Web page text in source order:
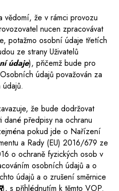
vědomí, že v rámci provozu
nucen zpracovávat
potažmo osobní údaje třetích
ze strany Uživatelů
údaje), přičemž bude pro
údajů považován za
že bude dodržovat
dané předpisy na ochranu
pokud jde o Nařízení
a Rady (EU) 2016/679 ze
o ochraně fyzických osob v
osobních údajů a o
údajů a o zrušení směrnice
), s přihlédnutím k těmto VOP.